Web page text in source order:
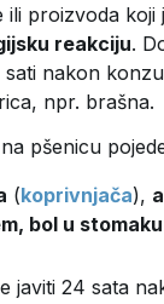
ili proizvoda
reakciju.
nakon
npr. brašna.
pšenicu
(koprivnjača),
bol u stomaku
javiti 24 sata